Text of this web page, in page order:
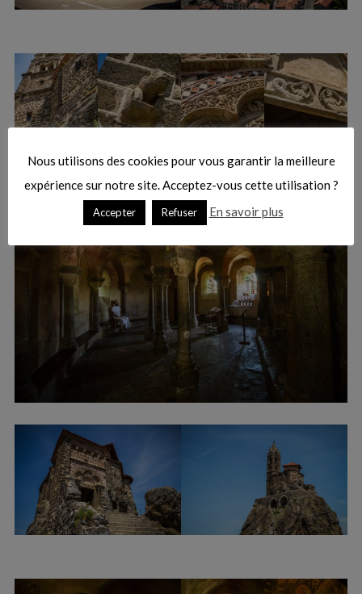
Nous utilisons des cookies pour vous garantir la meilleure
expérience sur notre site. Acceptez-vous cette utilisation ?
Accepter Refuser En savoir plus